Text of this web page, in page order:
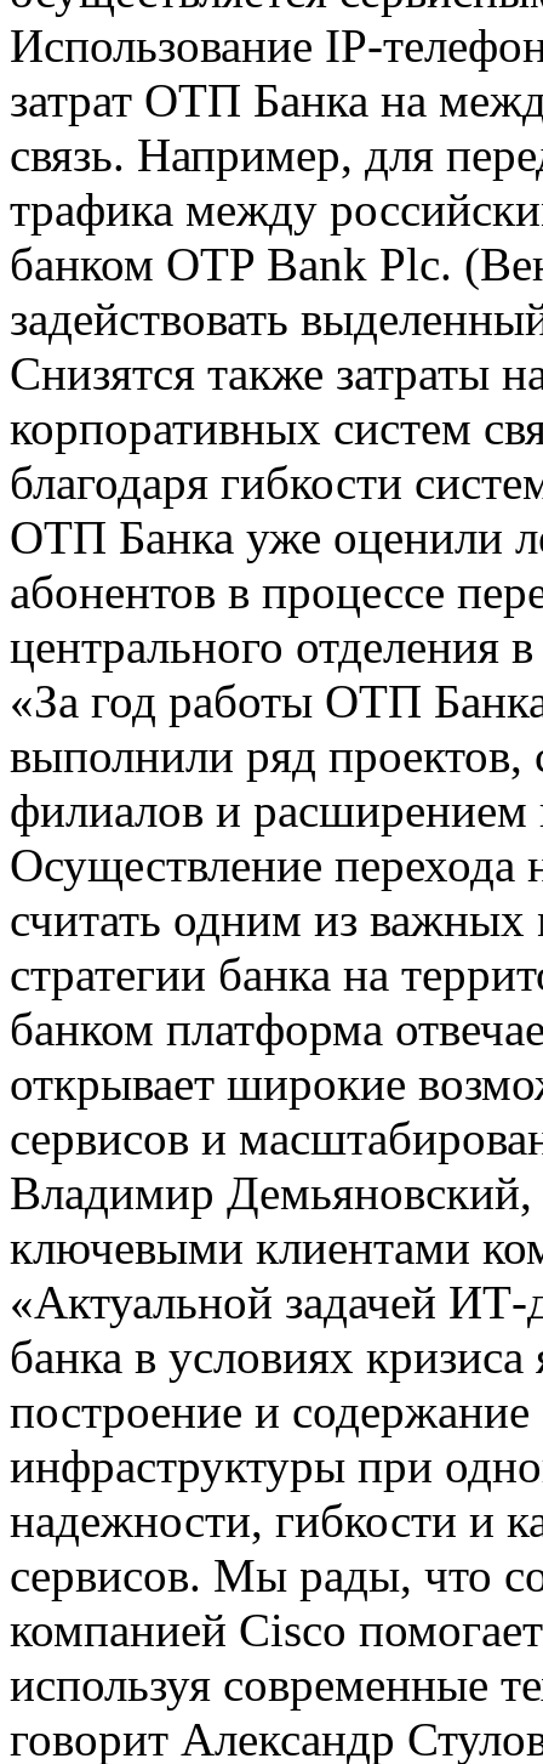
Использование IP-
затрат ОТП Банка на
связь. Например, для
трафика между
банком OTP Bank Plc.
задействовать
Снизятся также затраты
корпоративных систем
благодаря гибкости
ОТП Банка уже оценили
абонентов в процессе
центрального отделения
«За год работы ОТП
выполнили ряд
филиалов и расширением
Осуществление
считать одним из
стратегии банка на
банком платформа
открывает широкие
сервисов и
Владимир Демьяновский,
ключевыми клиентами
«Актуальной задачей ИТ-
банка в условиях кризиса
построение и
инфраструктуры при
надежности, гибкости и
сервисов. Мы рады, что
компанией Cisco
используя современные
говорит Александр